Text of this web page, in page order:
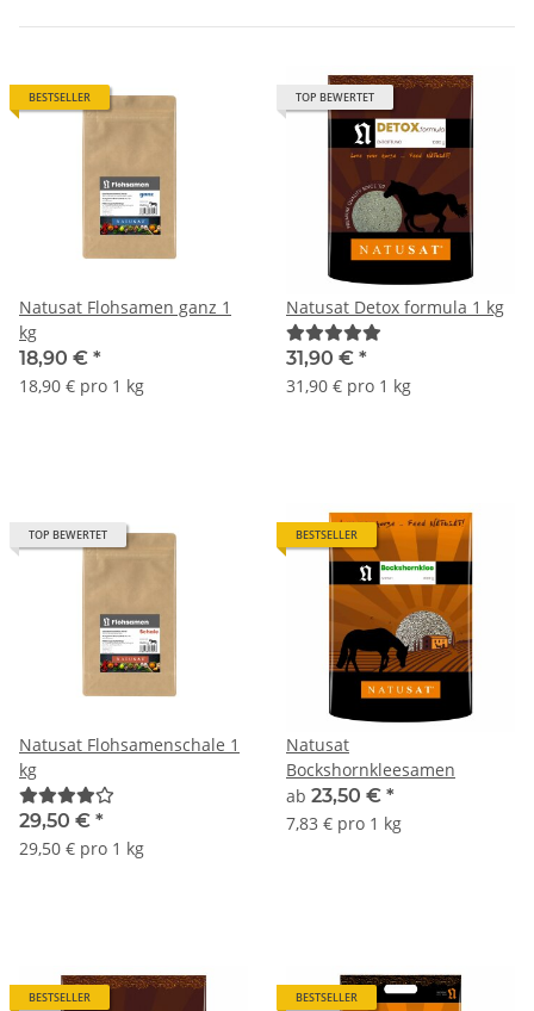
BESTSELLER
Natusat Flohsamen ganz 1
kg
18,90 € *
18,90 € pro 1 kg
TOP BEWERTET
Natusat Detox formula 1 kg
31,90 € *
31,90 € pro 1 kg
TOP BEWERTET
Natusat Flohsamenschale 1
kg
29,50 € *
29,50 € pro 1 kg
BESTSELLER
Natusat
Bockshornkleesamen
ab 23,50 € *
7,83 € pro 1 kg
BESTSELLER BESTSELLER